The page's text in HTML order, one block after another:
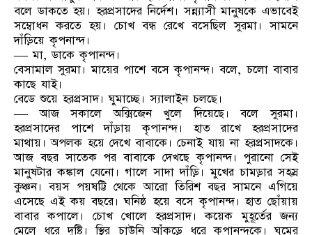
বলে ডাকতে হয়। হরপ্রসাদের নির্দেশ। সন্ন্যাসী মানুষকে এভাবেই
সম্বোধন করতে হয়। চোখ বন্ধ রেখে বসেছিল সুরমা। সামনে
দাঁড়িয়ে কৃপনান্দ।
— মা, ডাকে কৃপানন্দ।
বেসামাল সুরমা। মায়ের পাশে বসে কৃপানন্দ। বলে, চলো বাবার
কাছে যাই।
বেডে শুয়ে হরপ্রসাদ। ঘুমাচ্ছে। স্যালাইন চলছে।
— আজ সকালে অক্সিজেন খুলে দিয়েছে। বলে সুরমা।
হরপ্রসাদের পাশে দাঁড়ায় কৃপানন্দ। হাত রাখে হরপ্রসাদের
মাথায়। অপলক হয়ে দেখে বাবাকে। চেনাই যায় না হরপ্রসাদকে।
আজ বছর সাতেক পর বাবাকে দেখছে কৃপানন্দ। পুরানো সেই
মানুষটার কঙ্কাল যেনো। গালে সাদা দাঁড়ি। মুখের চামড়ার সহস্র
কুঞ্চন। বয়স পয়ষট্টি থেকে আরো তিরিশ বছর সামনে এগিয়ে
এসেছে এই কয় বছরে। ঘনিষ্ঠ হয়ে বসে কৃপানন্দ। হাত ছোঁয়ায়
বাবার কপালে। চোখ খোলে হরপ্রসাদ। কয়েক মুহূর্তের জন্য
মেলে ধরে দৃষ্টি। স্থির চাউনি আঁকড়ে ধরে কৃপানন্দকে। ঘুমের